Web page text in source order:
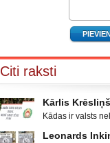
Citi raksti
Kārlis
Kādas ir valsts
Krievijas un ar to
Leonards